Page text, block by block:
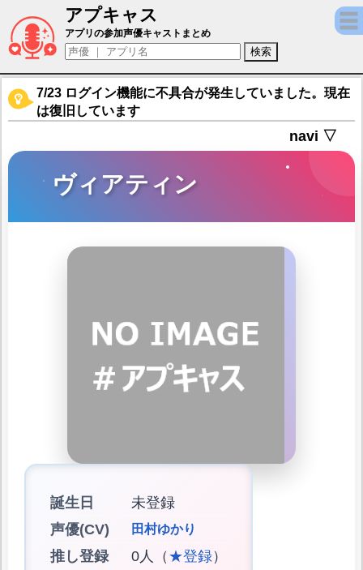
アプキャス
ヴィアティン（声優：田村ゆかり)【イザリ
アプリの参加声優キャストまとめ
7/23 ログイン機能に不具合が発生していました。現在
は復旧しています
navi ▽
ヴィアティン
誕生日
未登録
声優(CV)
田村ゆかり
推し登録 0人（ ★登録）